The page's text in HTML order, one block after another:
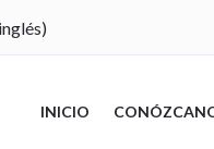
INICIO